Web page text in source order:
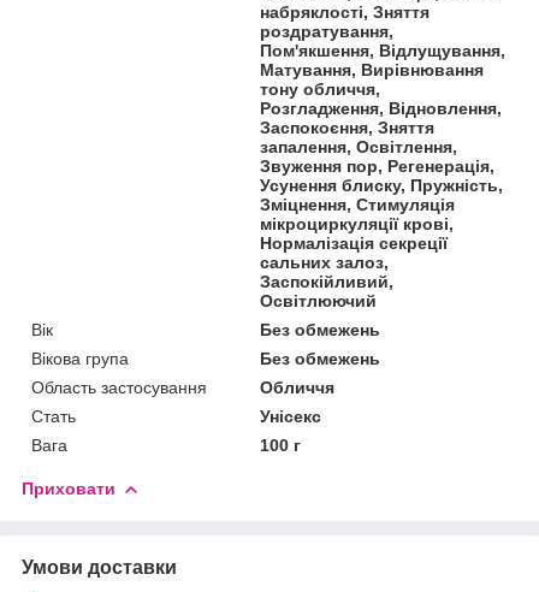
набряклості, Зняття
роздратування,
Пом'якшення, Відлущування,
Матування, Вирівнювання
тону обличчя,
Розгладження, Відновлення,
Заспокоєння, Зняття
запалення, Освітлення,
Звуження пор, Регенерація,
Усунення блиску, Пружність,
Зміцнення, Стимуляція
мікроциркуляції крові,
Нормалізація секреції
сальних залоз,
Заспокійливий,
Освітлюючий
Вік
Без обмежень
Вікова група
Без обмежень
Область застосування
Обличчя
Стать
Унісекс
Вага
100 г
Приховати
Умови доставки